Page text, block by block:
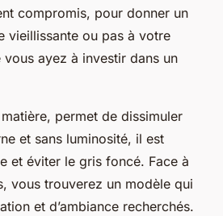
compromis, pour donner un
vieillissante ou pas à votre
ayez à investir dans un
permet de dissimuler
et sans luminosité, il est
et éviter le gris foncé. Face à
vous trouverez un modèle qui
et d’ambiance recherchés.